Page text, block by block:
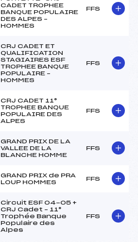
CADET TROPHEE
BANQUE POPULAIRE
DES ALPES –
HOMMES
FFS
CRJ CADET ET
QUALIFICATION
STAGIAIRES ESF
TROPHEE BANQUE
POPULAIRE –
HOMMES
FFS
CRJ CADET 11°
TROPHEE BANQUE
POPULAIRE DES
ALPES
FFS
GRAND PRIX DE LA
VALLEE DE LA
BLANCHE HOMME
FFS
GRAND PRIX de PRA
LOUP HOMMES
FFS
Circuit ESF 04-05 +
CRJ Cadet – 11°
Trophée Banque
Populaire des
Alpes
FFS